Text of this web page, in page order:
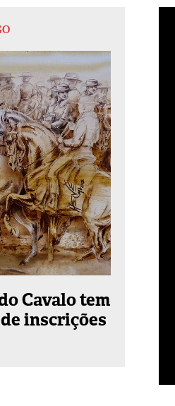
Cavalo tem
inscrições